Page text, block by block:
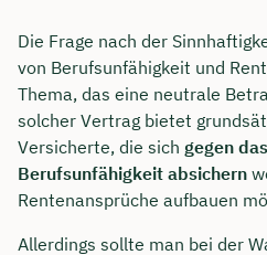
Die Frage nach der
von Berufsunfähigkeit und
Thema, das eine neutrale
solcher Vertrag bietet
Versicherte, die sich gegen
Berufsunfähigkeit absichern
Rentenansprüche aufbauen
Allerdings sollte man bei der